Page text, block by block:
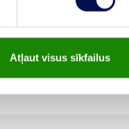
Atļaut visus sīkfailus